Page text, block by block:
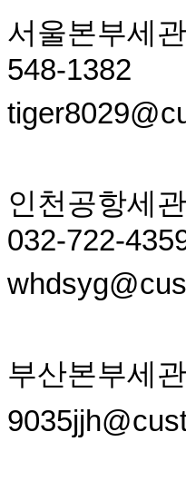
서울본부세
548-1382
인천공항세
032-722-
부산본부세